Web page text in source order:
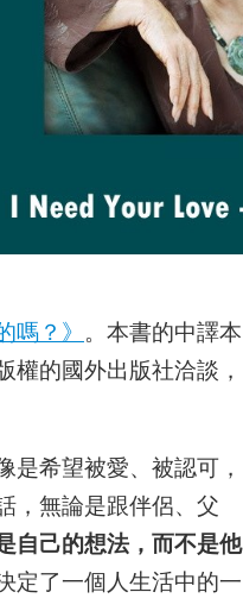
嗎？》 。本書的中譯本
的國外出版社洽談，
希望被愛、被認可，
，無論是跟伴侶、父
自己的想法，而不是他
定了一個人生活中的一